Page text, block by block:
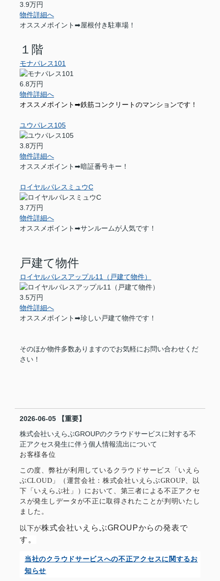
3.9万円
物件詳細へ
オススメポイント➡屋根付き駐車場！
１階
モナパレス101
6.8万円
物件詳細へ
オススメポイント➡鉄筋コンクリートのマンションです！
ユウパレス105
3.8万円
物件詳細へ
オススメポイント➡暗証番号キー！
ロイヤルパレスミュウC
3.7万円
物件詳細へ
オススメポイント➡サンルームが人気です！
戸建て物件
ロイヤルパレスアップル11（戸建て物件）
3.5万円
物件詳細へ
オススメポイント➡珍しい戸建て物件です！
そのほか物件多数ありますのでお気軽にお問い合わせくだ
さい！
2026-06-05
【重要】
株式会社いえらぶGROUPのクラウドサービスに対する不
正アクセス発生に伴う個人情報流出について
お客様各位
この度、弊社が利用しているクラウドサービス「いえら
ぶCLOUD」（運営会社：株式会社いえらぶGROUP、以
下「いえらぶ社」）において、第三者による不正アクセ
スが発生しデータが不正に取得されたことが判明いたし
ました。
以下が株式会社いえらぶGROUPからの発表で
す。
当社のクラウドサービスへの不正アクセスに関するお
知らせ